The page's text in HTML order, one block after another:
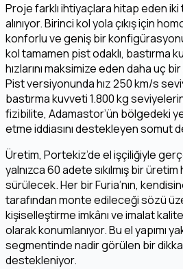
Proje farklı ihtiyaçlara hitap eden
alınıyor. Birinci kol yola çıkış için
konforlu ve geniş bir
kol tamamen pist odaklı, bastırma
hızlarını maksimize eden daha uç
Pist versiyonunda hız 250 km/s
bastırma kuvveti 1.800 kg
fizibilite, Adamastor’ün bölgedeki
etme iddiasını destekleyen somut
Üretim, Portekiz’de el işçiliğiyle
yalnızca 60 adete sıkılmış bir
sürülecek. Her bir Furia’nın,
tarafından monte edileceği sözü
kişiselleştirme imkânı ve imalat
olarak konumlanıyor. Bu el yapımı
segmentinde nadir görülen bir
destekleniyor.